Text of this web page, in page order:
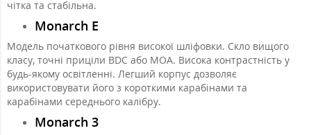
чітка та стабільна.
Monarch E
Модель початкового рівня високої шліфовки. Скло вищого
класу, точні приціли BDC або MOA. Висока контрастність у
будь-якому освітленні. Легший корпус дозволяє
використовувати його з короткими карабінами та
карабінами середнього калібру.
Monarch 3